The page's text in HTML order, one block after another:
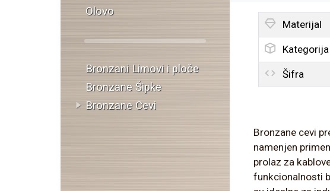
Olovo
Bronzani Limovi i ploče
Bronzane Šipke
Bronzane Cevi
Materijal
Kategorija
Šifra
Bronzane cevi
namenjen
prolaz za
funkcionalnosti